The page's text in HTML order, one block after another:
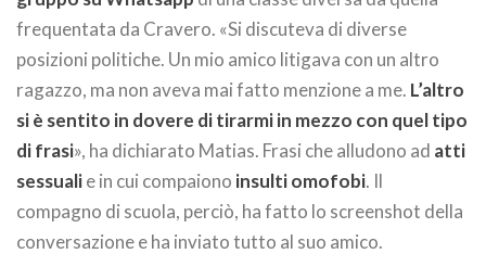
frequentata da Cravero. «Si discuteva di diverse
posizioni politiche. Un mio amico litigava con un altro
ragazzo, ma non aveva mai fatto menzione a me. L’altro
si è sentito in dovere di tirarmi in mezzo con quel tipo
di frasi», ha dichiarato Matias. Frasi che alludono ad atti
sessualie in cui compaiono insulti omofobi. Il
compagno di scuola, perciò, ha fatto lo screenshot della
conversazione e ha inviato tutto al suo amico.